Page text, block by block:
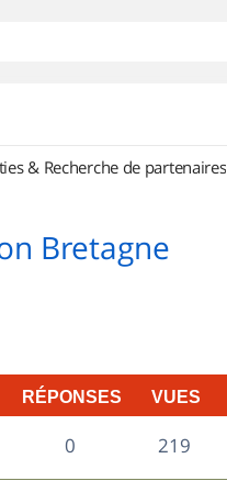
& Recherche de partenaires
Bretagne
RÉPONSES VUES
0R
é
219V
u